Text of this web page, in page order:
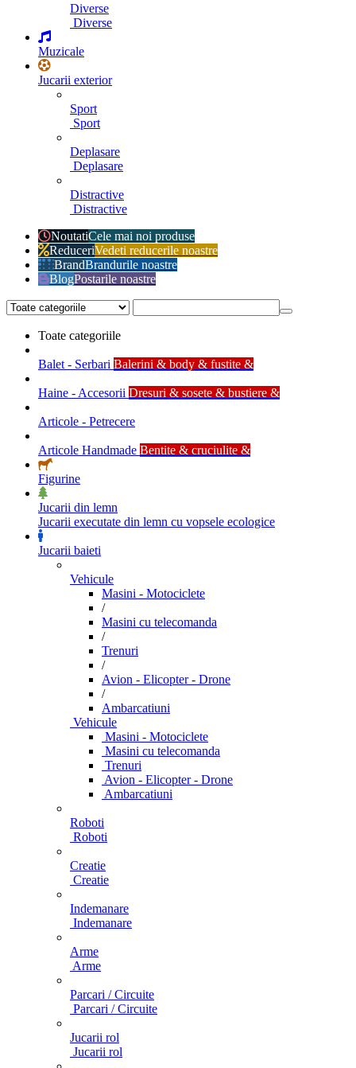
Diverse
Diverse
Muzicale
Jucarii exterior
Sport
Sport
Deplasare
Deplasare
Distractive
Distractive
NoutatiCele mai noi produse
ReduceriVedeti reducerile noastre
BrandBrandurile noastre
BlogPostarile noastre
Toate categoriile
Balet - Serbari Balerini & body & fustite &
Haine - Accesorii Dresuri & sosete & bustiere &
Articole - Petrecere
Articole Handmade Bentite & cruciulite &
Figurine
Jucarii din lemn
Jucarii executate din lemn cu vopsele ecologice
Jucarii baieti
Vehicule
Masini - Motociclete
/
Masini cu telecomanda
/
Trenuri
/
Avion - Elicopter - Drone
/
Ambarcatiuni
Vehicule
Masini - Motociclete
Masini cu telecomanda
Trenuri
Avion - Elicopter - Drone
Ambarcatiuni
Roboti
Roboti
Creatie
Creatie
Indemanare
Indemanare
Arme
Arme
Parcari / Circuite
Parcari / Circuite
Jucarii rol
Jucarii rol